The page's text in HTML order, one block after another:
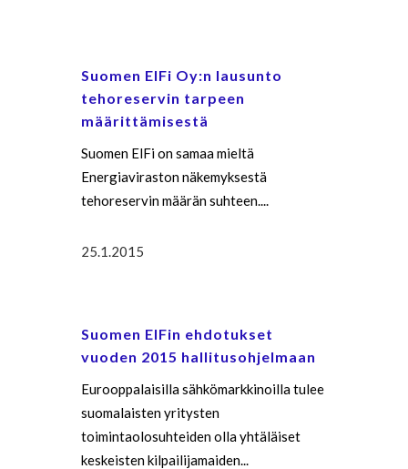
Suomen ElFi Oy:n lausunto
tehoreservin tarpeen
määrittämisestä
Suomen ElFi on samaa mieltä
Energiaviraston näkemyksestä
tehoreservin määrän suhteen....
25.1.2015
Suomen ElFin ehdotukset
vuoden 2015 hallitusohjelmaan
Eurooppalaisilla sähkömarkkinoilla tulee
suomalaisten yritysten
toimintaolosuhteiden olla yhtäläiset
keskeisten kilpailijamaiden...